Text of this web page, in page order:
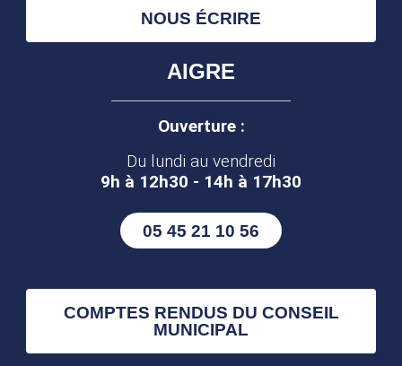
NOUS ÉCRIRE
AIGRE
Ouverture :
Du lundi au vendredi
9h à 12h30 - 14h à 17h30
05 45 21 10 56
COMPTES RENDUS DU CONSEIL
MUNICIPAL